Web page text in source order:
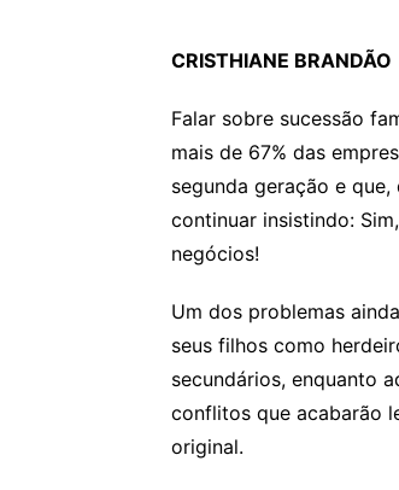
CRISTHIANE BRANDÃO
Falar sobre sucessão
mais de 67% das
segunda geração e
continuar insistindo:
negócios!
Um dos problemas
seus filhos como
secundários, enquanto
conflitos que acabarão
original.